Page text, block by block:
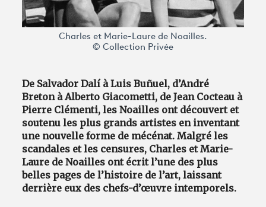
Charles et Marie-Laure de Noailles.
© Collection Privée
De Salvador Dalí à Luis Buñuel, d’André
Breton à Alberto Giacometti, de Jean Cocteau à
Pierre Clémenti, les Noailles ont découvert et
soutenu les plus grands artistes en inventant
une nouvelle forme de mécénat. Malgré les
scandales et les censures, Charles et Marie-
Laure de Noailles ont écrit l’une des plus
belles pages de l’histoire de l’art, laissant
derrière eux des chefs-d’œuvre intemporels.